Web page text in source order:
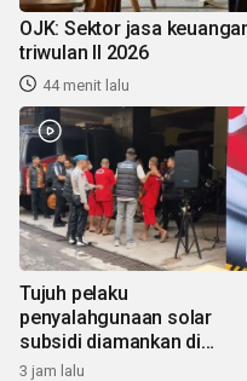
OJK: Sektor jasa
triwulan II 2026
44 menit lalu
Tujuh pelaku
penyalahgunaan solar
subsidi diamankan di
Sumbar
3 jam lalu